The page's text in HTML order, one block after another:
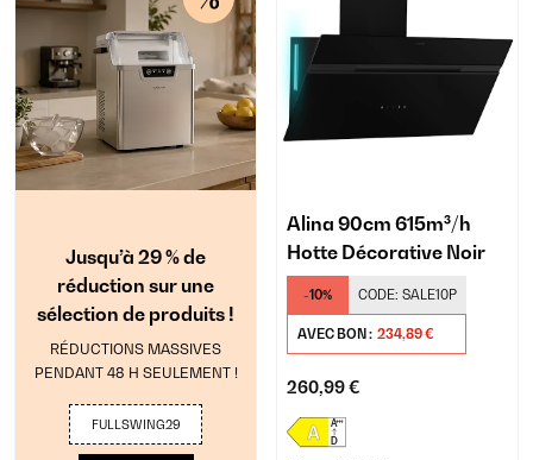
Jusqu’à 29 % de
réduction sur une
sélection de produits !
RÉDUCTIONS MASSIVES
PENDANT 48 H SEULEMENT !
FULLSWING29
Alina 90cm 615m³/h
Hotte Décorative Noir
-10% CODE: SALE10P
AVEC BON : 234,89 €
260,99 €